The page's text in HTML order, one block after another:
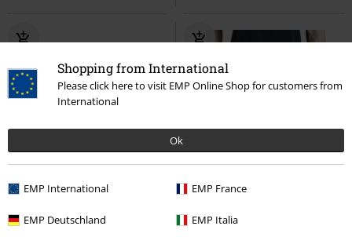
Shopping from International
Please click here to visit EMP Online Shop for customers from
International
Ok
EMP International EMP France
EMP Deutschland EMP Italia